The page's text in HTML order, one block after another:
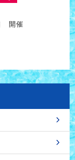
開催